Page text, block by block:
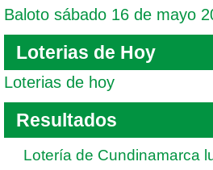
Baloto sábado 16 de mayo
Loterias de Hoy
Loterias de hoy
Resultados
Lotería de Cundinamarca